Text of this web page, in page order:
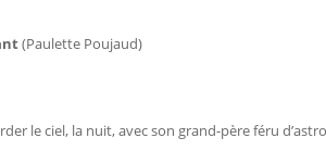
(Paulette Poujaud)
le ciel, la nuit, avec son grand-père féru